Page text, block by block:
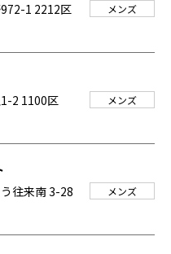
1 2212区
メンズ
2 1100区
メンズ
往来南 3-28
メンズ